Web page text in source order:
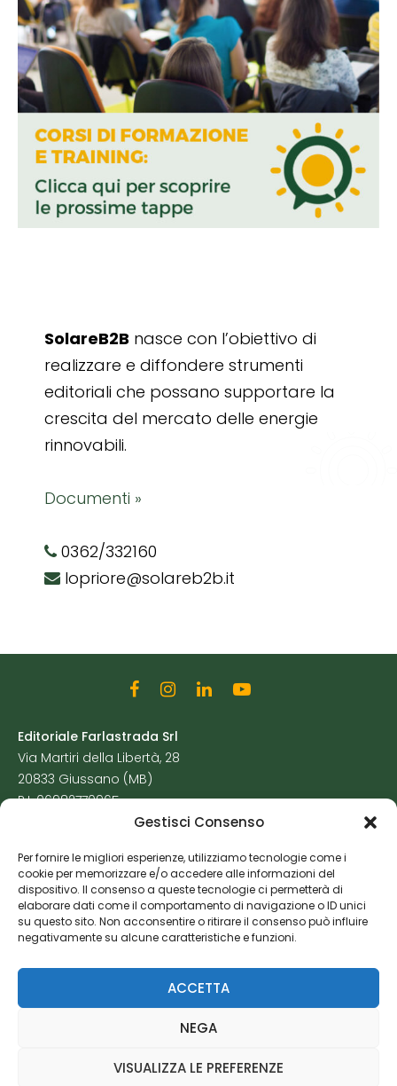
Gestisci Consenso
Per fornire le migliori esperienze, utilizziamo tecnologie come i
cookie per memorizzare e/o accedere alle informazioni del
dispositivo. Il consenso a queste tecnologie ci permetterà di
elaborare dati come il comportamento di navigazione o ID unici
su questo sito. Non acconsentire o ritirare il consenso può influire
negativamente su alcune caratteristiche e funzioni.
ACCETTA
NEGA
VISUALIZZA LE PREFERENZE
SolareB2B nasce con l’obiettivo di
realizzare e diffondere strumenti
editoriali che possano supportare la
crescita del mercato delle energie
rinnovabili.
Documenti »
0362/332160
lopriore@solareb2b.it
Editoriale Farlastrada Srl
Via Martiri della Libertà, 28
20833 Giussano (MB)
P.I. 06982770965
Cookie Policy
Risorse Aggiuntive